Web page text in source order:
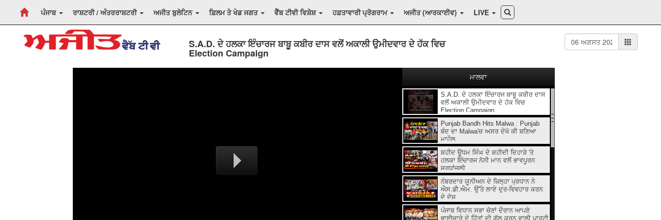
ਪੰਜਾਬ ਰਾਸ਼ਟਰੀ / ਅੰਤਰਰਾਸ਼ਟਰੀ ਅਜੀਤ ਬੁਲੇਟਿਨ ਫ਼ਿਲਮ ਤੇ ਖੇਡ ਜਗਤ ਵੈੱਬ ਟੀਵੀ ਵਿਸ਼ੇਸ਼ ਹਫ਼ਤਾਵਾਰੀ ਪ੍ਰੋਗਰਾਮ ਅਜੀਤ (ਆਰਕਾਈਵ) LIVE
S.A.D. ਦੇ ਹਲਕਾ ਇੰਚਾਰਜ ਬਾਬੂ ਕਬੀਰ ਦਾਸ ਵਲੋਂ ਅਕਾਲੀ ਉਮੀਦਵਾਰ ਦੇ ਹੱਕ ਵਿਚ
Election Campaign
S.A.D. ਦੇ ਹਲਕਾ ਇੰਚਾਰਜ ਬਾਬੂ ਕਬੀਰ ਦਾਸ
ਵਲੋਂ ਅਕਾਲੀ ਉਮੀਦਵਾਰ ਦੇ ਹੱਕ ਵਿਚ
Election Campaign
Punjab Bandh Hits Malwa : Punjab
ਬੰਦ ਦਾ Malwa'ਚ ਅਸਰ ਦੇਖੋ ਕੀ ਬਣਿਆ
ਮਾਹੌਲ
ਸ਼ਹੀਦ ਊਧਮ ਸਿੰਘ ਦੇ ਸ਼ਹੀਦੀ ਦਿਹਾੜੇ 'ਤੇ
ਹਲਕਾ ਇੰਚਾਰਜ ਨੋਨੀ ਮਾਨ ਵਲੋਂ ਭਾਵਪੂਰਨ
ਸ਼ਰਧਾਂਜਲੀ
ਨੰਬਰਦਾਰ ਯੂਨੀਅਨ ਦੇ ਜ਼ਿਲ੍ਹਾ ਪ੍ਰਧਾਨ ਨੇ
ਐਸ.ਡੀ.ਐਮ. ਉੱਤੇ ਲਾਏ ਦੁਰ-ਵਿਵਹਾਰ ਕਰਨ
ਦੇ ਦੋਸ਼
ਪੰਜਾਬ ਵਿਧਾਨ ਸਭਾ ਚੋਣਾਂ ਦੌਰਾਨ ਆਪਣੇ
ਭਾਈਚਾਰੇ ਦੇ ਹਿੱਤਾਂ ਦੀ ਗੱਲ ਕਰਨ ਵਾਲੀ ਪਾਰਟੀ
ਮਾਲਵਾ